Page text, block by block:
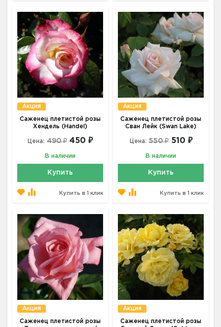
Акция
Саженец плетистой розы
Хендель (Handel)
Цена: 490 ₽ 450 ₽
В наличии
Купить
Купить в 1 клик
Акция
Саженец плетистой розы
Сван Лейк (Swan Lake)
Цена: 550 ₽ 510 ₽
В наличии
Купить
Купить в 1 клик
Акция
Саженец плетистой розы
Акция
Саженец плетистой розы